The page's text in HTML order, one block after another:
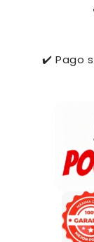
✔️ Pago